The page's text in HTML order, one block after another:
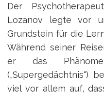
Der
Lozanov legte vor
Grundstein für die
Während seiner
er das
(„Supergedächtnis“)
viel vor allem auf,